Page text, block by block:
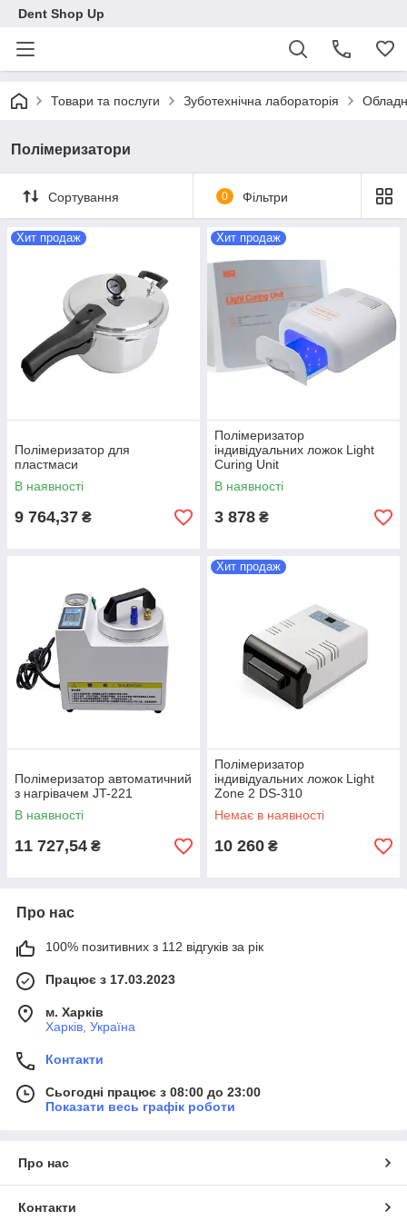
Dent Shop Up
Товари та послуги Зуботехнічна лабораторія
Полімеризатори
Сортування 0 Фільтри
Хит продаж
Полімеризатор для
пластмаси
В наявності
9 764,37 ₴
Хит продаж
Полімеризатор
індивідуальних ложок Light
Curing Unit
В наявності
3 878 ₴
Полімеризатор автоматичний
з нагрівачем JT-221
В наявності
11 727,54 ₴
Хит продаж
Полімеризатор
індивідуальних ложок Light
Zone 2 DS-310
Немає в наявності
10 260 ₴
Про нас
100% позитивних з 112 відгуків за рік
Працює з 17.03.2023
м. Харків
Харків, Україна
Контакти
Сьогодні працює з 08:00 до 23:00
Показати весь графік роботи
Про нас
Контакти